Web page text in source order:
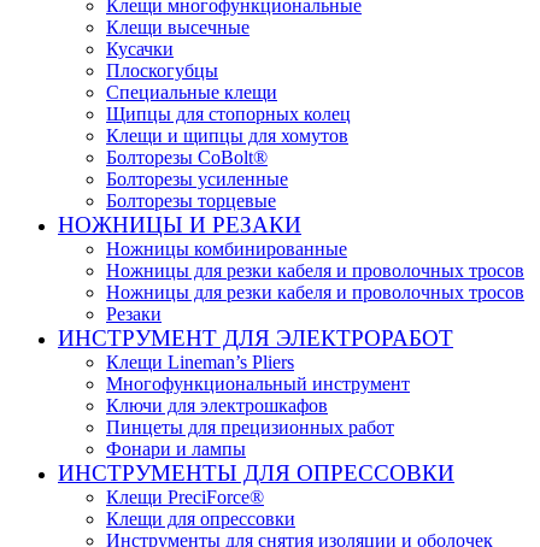
Клещи многофункциональные
Клещи высечные
Кусачки
Плоскогубцы
Специальные клещи
Щипцы для стопорных колец
Клещи и щипцы для хомутов
Болторезы CoBolt®
Болторезы усиленные
Болторезы торцевые
НОЖНИЦЫ И РЕЗАКИ
Ножницы комбинированные
Ножницы для резки кабеля и проволочных тросов
Ножницы для резки кабеля и проволочных тросов
Резаки
ИНСТРУМЕНТ ДЛЯ ЭЛЕКТРОРАБОТ
Клещи Lineman’s Pliers
Многофункциональный инструмент
Ключи для электрошкафов
Пинцеты для прецизионных работ
Фонари и лампы
ИНСТРУМЕНТЫ ДЛЯ ОПРЕССОВКИ
Клещи PreciForce®
Клещи для опрессовки
Инструменты для снятия изоляции и оболочек